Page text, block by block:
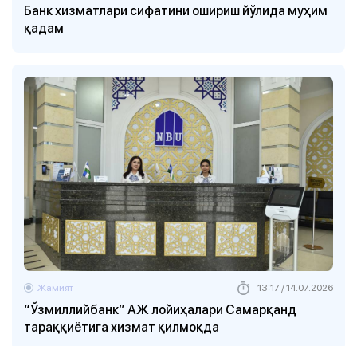
Банк хизматлари сифатини ошириш йўлида муҳим
қадам
“Ўзмиллийбанк” АЖ лойиҳалари Самарқанд
тараққиётига хизмат қилмоқда
Жамият 13:17 / 14.07.2026